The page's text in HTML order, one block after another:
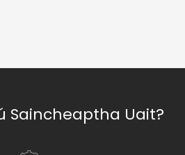
Saincheaptha Uait?